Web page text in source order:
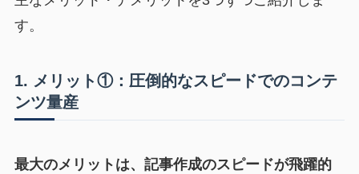
す。
1. メリット①：圧倒的なスピードでのコンテ
ンツ量産
最大のメリットは、記事作成のスピードが飛躍的